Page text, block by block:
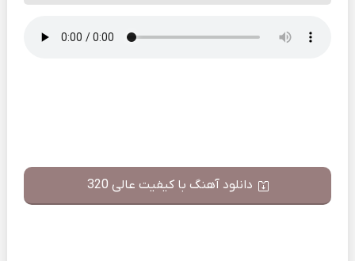
دانلود آهنگ با کیفیت عالی 320